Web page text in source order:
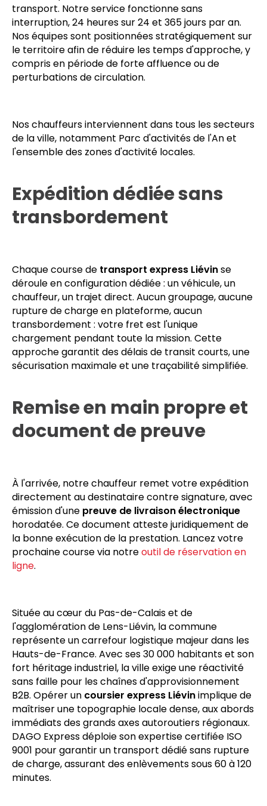
Pour répondre aux contraintes de la chaîne
logistique B2B, DAGO Express mobilise uncoursier
Liévinsur site dans un délai compris entre 60 et 120
minutes après la validation de votre ordre de
transport. Notre service fonctionne sans
interruption, 24 heures sur 24 et 365 jours par an.
compris en période de forte affluence ou de
perturbations de circulation.
de la ville, notamment Parc d'activités de l'An et
l'ensemble des zones d'activité locales.
transbordement
Chaque course detransport express Liévin
déroule en configuration dédiée : un véhicule, un
chauffeur, un trajet direct. Aucun groupage, aucune
rupture de charge en plateforme, aucun
approche garantit des délais de transit courts, une
sécurisation maximale et une traçabilité simplifiée.
document de preuve
À l'arrivée, notre chauffeur remet votre expédition
directement au destinataire contre signature, avec
émission d'une
prochaine course via notreoutil de réservation en
ligne.
Située au cœur du Pas-de-Calais et de
l'agglomération de Lens-Liévin, la commune
représente un carrefour logistique majeur dans les
Hauts-de-France. Avec ses 30 000 habitants et son
fort héritage industriel, la ville exige une réactivité
sans faille pour les chaînes d'approvisionnement
B2B. Opérer uncoursier express Liévinimplique de
maîtriser une topographie locale dense, aux abords
immédiats des grands axes autoroutiers régionaux.